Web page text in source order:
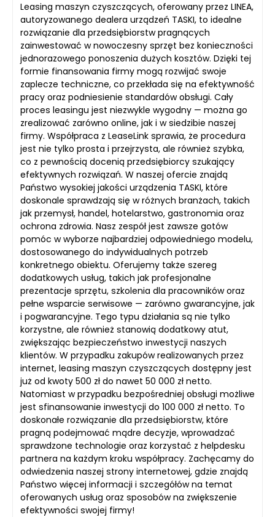
Leasing maszyn czyszczących, oferowany przez LINEA,
autoryzowanego dealera urządzeń TASKI, to idealne
rozwiązanie dla przedsiębiorstw pragnących
zainwestować w nowoczesny sprzęt bez konieczności
jednorazowego ponoszenia dużych kosztów. Dzięki tej
formie finansowania firmy mogą rozwijać swoje
zaplecze techniczne, co przekłada się na efektywność
pracy oraz podniesienie standardów obsługi. Cały
proces leasingu jest niezwykle wygodny — można go
zrealizować zarówno online, jak i w siedzibie naszej
firmy. Współpraca z LeaseLink sprawia, że procedura
jest nie tylko prosta i przejrzysta, ale również szybka,
co z pewnością docenią przedsiębiorcy szukający
efektywnych rozwiązań. W naszej ofercie znajdą
Państwo wysokiej jakości urządzenia TASKI, które
doskonale sprawdzają się w różnych branżach, takich
jak przemysł, handel, hotelarstwo, gastronomia oraz
ochrona zdrowia. Nasz zespół jest zawsze gotów
pomóc w wyborze najbardziej odpowiedniego modelu,
dostosowanego do indywidualnych potrzeb
konkretnego obiektu. Oferujemy także szereg
dodatkowych usług, takich jak profesjonalne
prezentacje sprzętu, szkolenia dla pracowników oraz
pełne wsparcie serwisowe — zarówno gwarancyjne, jak
i pogwarancyjne. Tego typu działania są nie tylko
korzystne, ale również stanowią dodatkowy atut,
zwiększając bezpieczeństwo inwestycji naszych
klientów. W przypadku zakupów realizowanych przez
internet, leasing maszyn czyszczących dostępny jest
już od kwoty 500 zł do nawet 50 000 zł netto.
Natomiast w przypadku bezpośredniej obsługi możliwe
jest sfinansowanie inwestycji do 100 000 zł netto. To
doskonałe rozwiązanie dla przedsiębiorstw, które
pragną podejmować mądre decyzje, wprowadzać
sprawdzone technologie oraz korzystać z helpdesku
partnera na każdym kroku współpracy. Zachęcamy do
odwiedzenia naszej strony internetowej, gdzie znajdą
Państwo więcej informacji i szczegółów na temat
oferowanych usług oraz sposobów na zwiększenie
efektywności swojej firmy!